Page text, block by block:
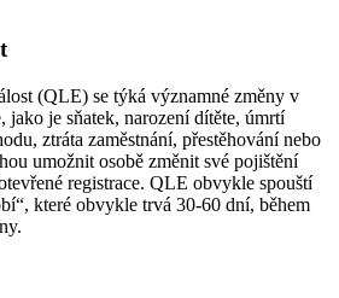
(QLE) se týká významné změny v
je sňatek, narození dítěte, úmrtí
ztráta zaměstnání, přestěhování nebo
umožnit osobě změnit své pojištění
registrace. QLE obvykle spouští
které obvykle trvá 30-60 dní, během